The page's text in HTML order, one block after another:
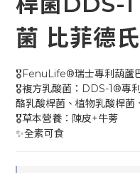
菌 比菲德
🎖️FenuLife®瑞士專利葫蘆
🎖️複方乳酸菌：DDS-1®專
酪乳酸桿菌、植物乳酸桿菌
🎖️草本營養：陳皮+牛蒡
✨全素可食